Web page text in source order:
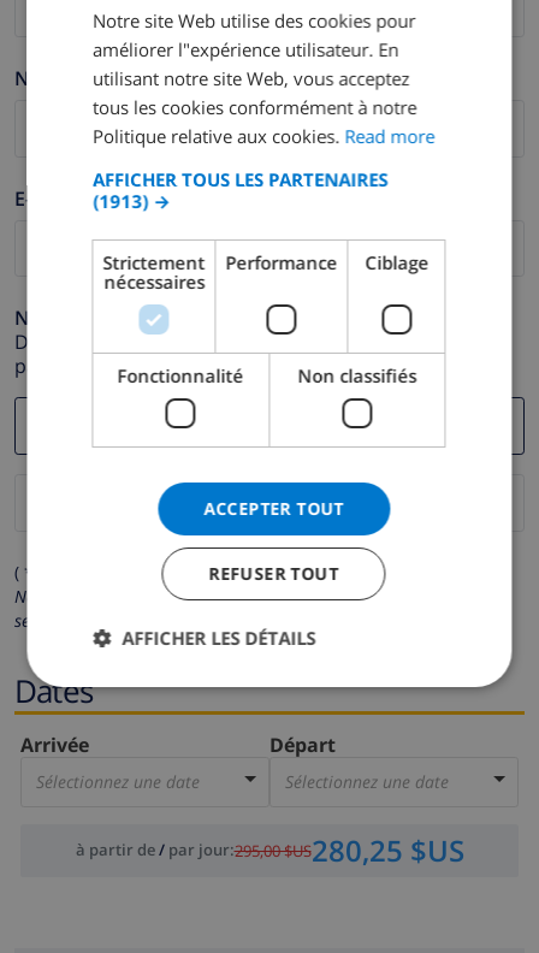
Nom de famille *
E-mail *
Numéro de téléphone *
Dans le cas où votre adresse e-mail ne fonctionnerait
pas correctement.
( * Les champs avec un astérisque sont obligatoires )
Nous respectons votre vie privée.Vos données personnelles ne
seront pas communiquées à des tiers.
Dates
Arrivée
Sélectionnez une date
Départ
Sélectionnez une date
à partir de/ par jour:295,00 $US280,25 $US
DUTCH
SPANISH
GERMAN
CATALAN
DANISH
NORWEGIAN
Notre site Web utilise des cookies pour
améliorer l"expérience utilisateur. En
utilisant notre site Web, vous acceptez
tous les cookies conformément à notre
Politique relative aux cookies. Read more
AFFICHER TOUS LES PARTENAIRES
(1913) →
Strictement
nécessaires
Performance Ciblage
Fonctionnalité Non classifiés
ACCEPTER TOUT
REFUSER TOUT
AFFICHER LES DÉTAILS